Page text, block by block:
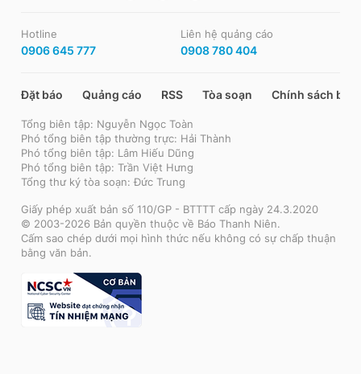
Hotline
0906 645 777
Liên hệ quảng cáo
0908 780 404
Đặt báo Quảng cáo RSS Tòa soạn Chính sách bảo
Tổng biên tập: Nguyễn Ngọc Toàn
Phó tổng biên tập thường trực: Hải Thành
Phó tổng biên tập: Lâm Hiếu Dũng
Phó tổng biên tập: Trần Việt Hưng
Tổng thư ký tòa soạn: Đức Trung
Giấy phép xuất bản số 110/GP - BTTTT cấp ngày 24.3.2020
© 2003-2026 Bản quyền thuộc về Báo Thanh Niên.
Cấm sao chép dưới mọi hình thức nếu không có sự chấp thuận
bằng văn bản.